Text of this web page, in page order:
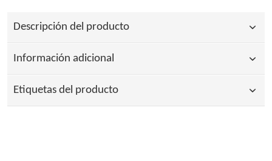
Descripción del producto
Información adicional
Etiquetas del producto